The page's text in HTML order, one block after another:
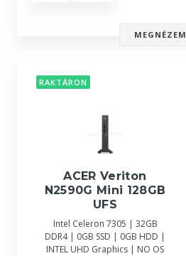
MEGNÉZEM
RAKTÁRON
ACER Veriton
N2590G Mini 128GB
UFS
Intel Celeron 7305 | 32GB
DDR4 | 0GB SSD | 0GB HDD |
INTEL UHD Graphics | NO OS